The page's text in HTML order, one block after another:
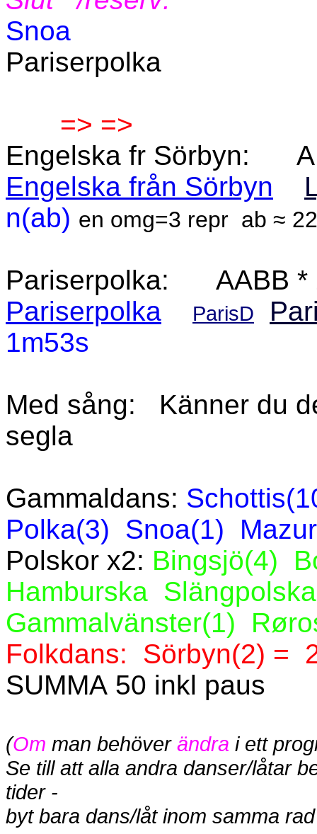
Snoa
Pariserpolka
=> =>
Engelska fr Sörbyn:
Engelska från Sörbyn
n(ab) en omg=3 repr ab ≈
Pariserpolka:
AABB *
Pariserpolka
ParisD
1m53s
Med sång:
Känner du
segla
Gammaldans:
Polka(3)
Snoa(1)
Polskor x2: Bingsjö(4)
Hamburska
Gammalvänster(1)
Folkdans:
Sörbyn(2) =
SUMMA 50 inkl paus
(Om man behöver ändra i ett
Se till att alla andra danser/låtar
tider -
byt bara dans/låt inom samma